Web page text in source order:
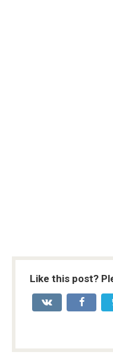
Like this post?